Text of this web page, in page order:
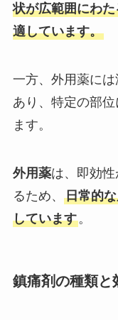
状が広範囲にわ
適しています。
一方、外用薬に
あり、特定の部
ます。
外用薬は、即効
るため、 日常的
しています。
鎮痛剤の種類と